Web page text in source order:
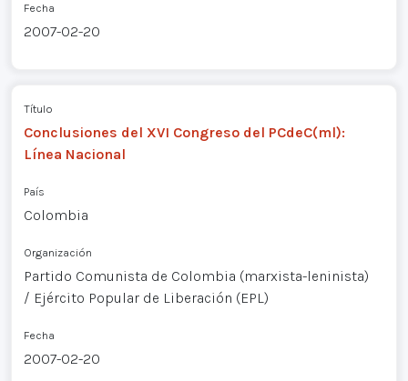
Fecha
2007-02-20
Título
Conclusiones del XVI Congreso del PCdeC(ml):
Línea Nacional
País
Colombia
Organización
Partido Comunista de Colombia (marxista-leninista)
/ Ejército Popular de Liberación (EPL)
Fecha
2007-02-20